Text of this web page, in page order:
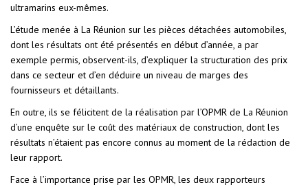
ultramarins eux-mêmes.
L’étude menée à La Réunion sur les pièces détachées automobiles,
dont les résultats ont été présentés en début d’année, a par
exemple permis, observent-ils, d’expliquer la structuration des prix
dans ce secteur et d’en déduire un niveau de marges des
fournisseurs et détaillants.
En outre, ils se félicitent de la réalisation par l’OPMR de La Réunion
d’une enquête sur le coût des matériaux de construction, dont les
résultats n’étaient pas encore connus au moment de la rédaction de
leur rapport.
Face à l’importance prise par les OPMR, les deux rapporteurs